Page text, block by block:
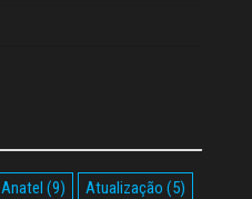
Anatel (9) Atualização (5)